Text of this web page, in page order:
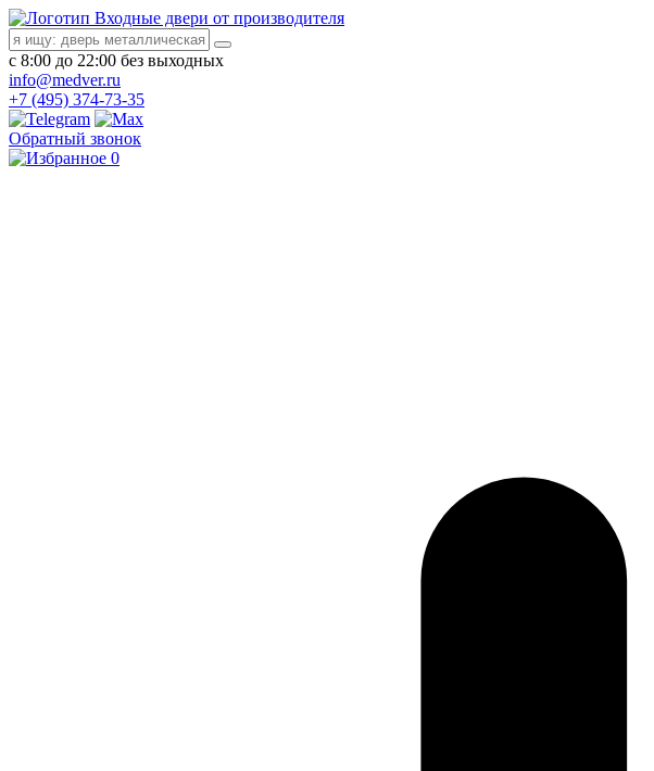
Входные двери от производителя
с 8:00 до 22:00 без выходных
info@medver.ru
+7 (495) 374-73-35
Обратный звонок
0